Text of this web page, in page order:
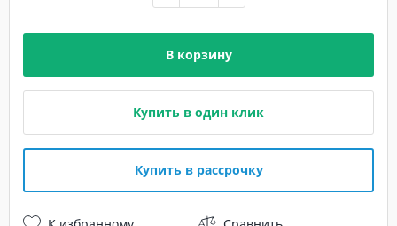
В корзину
Купить в один клик
Купить в рассрочку